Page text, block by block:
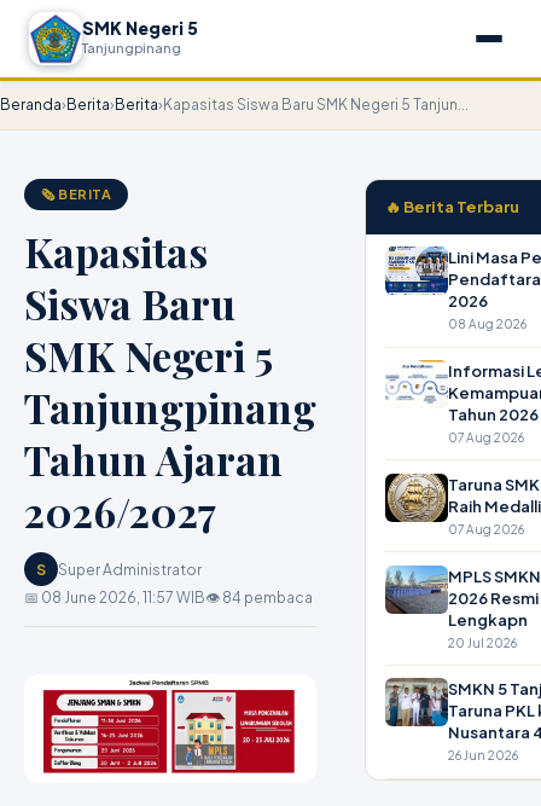
SMK Negeri 5
Tanjungpinang
Beranda› Berita› Berita› Kapasitas Siswa Baru SMK Negeri 5 Tanjun...
🗞 BERITA
Kapasitas
Siswa Baru
SMK Negeri 5
Tanjungpinang
Tahun Ajaran
2026/2027
S
Super Administrator
📅 08 June 2026, 11:57 WIB👁 84 pembaca
🔥 Berita Terbaru
Lini Masa
2026
08 Aug 2026
Informasi
Tahun 2026
07 Aug 2026
Taruna
Raih
07 Aug 2026
MPLS
2026
Lengkapn
20 Jul 2026
SMKN 5
Taruna
Nusantara
26 Jun 2026